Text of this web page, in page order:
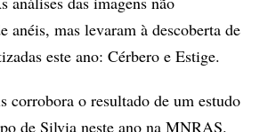
anéis, mas levaram à descoberta de
este ano: Cérbero e Estige.
corrobora o resultado de um estudo
de Silvia neste ano na MNRAS.